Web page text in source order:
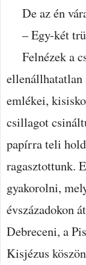
De az én
– Egy-két
Felnézek a
emlékei,
csillagot
papírra teli
ragasztottunk.
gyakorolni,
évszázadokon
Debreceni, a
Kisjézus